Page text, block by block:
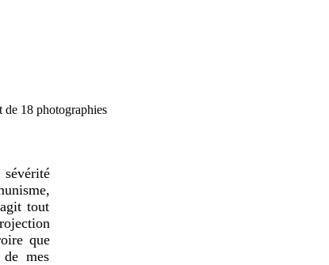
de 18 photographies
tout
que
mes